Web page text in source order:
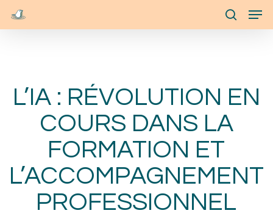
Skip
search
L’IA : RÉVOLUTION EN
COURS DANS LA
FORMATION ET
L’ACCOMPAGNEMENT
PROFESSIONNEL
Menu